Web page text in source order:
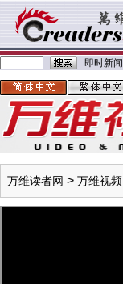
即时新闻
万维读者网 > 万维视频